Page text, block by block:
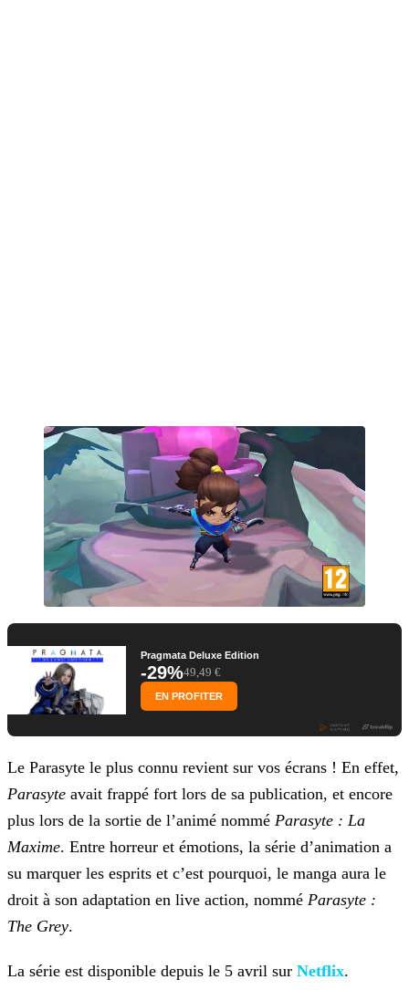
Pragmata Deluxe Edition
-29%49,49 €
EN PROFITER
Le Parasyte le plus connu revient sur vos écrans ! En effet,
Parasyte avait frappé fort lors de sa publication, et encore
plus lors de la sortie de l’animé nommé Parasyte : La
Maxime. Entre horreur et émotions, la série d’animation a
su marquer les esprits et c’est pourquoi, le manga aura le
droit à son adaptation en live action, nommé Parasyte :
The Grey.
La série est disponible depuis le 5 avril sur Netflix.